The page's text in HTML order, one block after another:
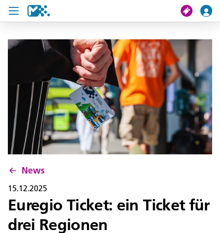
Suche
Meine Fahrt
Tickets
U19 Pass
News
Projekte
Service und Kontakt
News
15.12.2025
Euregio Ticket: ein Ticket für
drei Regionen